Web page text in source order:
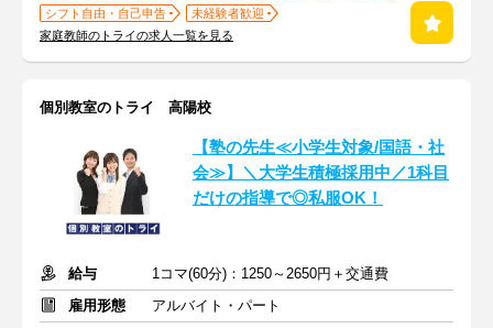
シフト自由・自己申告
未経験者歓迎
家庭教師のトライの求人一覧を見る
個別教室のトライ 高陽校
【塾の先生≪小学生対象/国語・社
会≫】＼大学生積極採用中／1科目
だけの指導で◎私服OK！
給与
1コマ(60分)：1250～2650円＋交通費
雇用形態
アルバイト・パート